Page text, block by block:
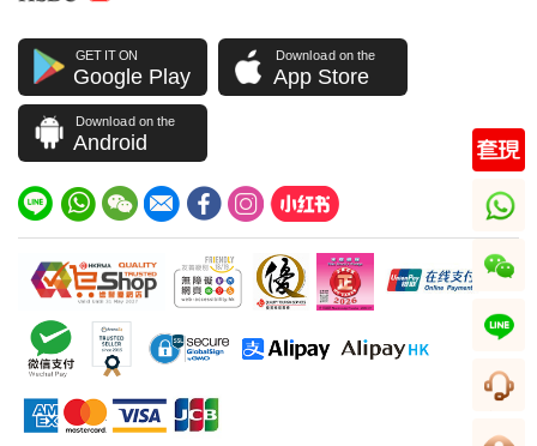
GET IT ON
Google Play
Download on the
App Store
Download on the
Android
whatsapp